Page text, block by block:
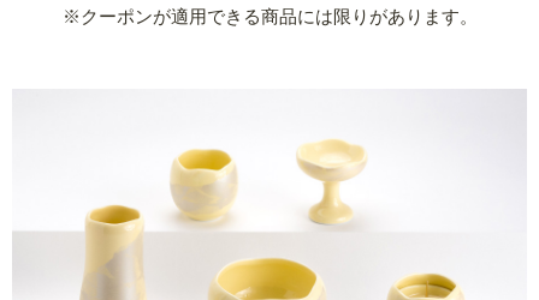
※クーポンが適用できる商品には限りがあります。